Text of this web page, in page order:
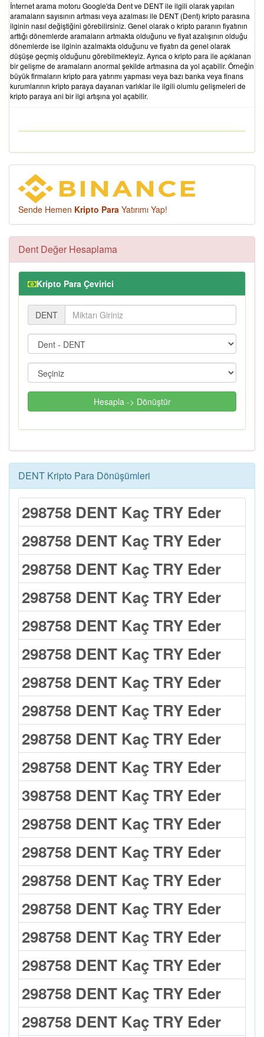
İnternet arama motoru Google'da Dent ve DENT ile ilgili olarak yapılan
aramaların sayısının artması veya azalması ile DENT (Dent) kripto parasına
ilginin nasıl değiştiğini görebilirsiniz. Genel olarak o kripto paranın fiyatının
arttığı dönemlerde aramaların artmakta olduğunu ve fiyat azalışının olduğu
dönemlerde ise ilginin azalmakta olduğunu ve fiyatın da genel olarak
düşüşe geçmiş olduğunu görebilmekteyiz. Ayrıca o kripto para ile açıklanan
bir gelişme de aramaların anormal şekilde artmasına da yol açabilir. Örneğin
büyük firmaların kripto para yatırımı yapması veya bazı banka veya finans
kurumlarının kripto paraya dayanan varlıklar ile ilgili olumlu gelişmeleri de
kripto paraya ani bir ilgi artışına yol açabilir.
Sende Hemen Kripto Para Yatırımı Yap!
Dent Değer Hesaplama
Kripto Para Çevirici
DENT
Hesapla -> Dönüştür
DENT Kripto Para Dönüşümleri
298758 DENT Kaç TRY Eder
298758 DENT Kaç TRY Eder
298758 DENT Kaç TRY Eder
298758 DENT Kaç TRY Eder
298758 DENT Kaç TRY Eder
298758 DENT Kaç TRY Eder
298758 DENT Kaç TRY Eder
298758 DENT Kaç TRY Eder
298758 DENT Kaç TRY Eder
298758 DENT Kaç TRY Eder
398758 DENT Kaç TRY Eder
298758 DENT Kaç TRY Eder
298758 DENT Kaç TRY Eder
298758 DENT Kaç TRY Eder
298758 DENT Kaç TRY Eder
298758 DENT Kaç TRY Eder
298758 DENT Kaç TRY Eder
298758 DENT Kaç TRY Eder
298758 DENT Kaç TRY Eder